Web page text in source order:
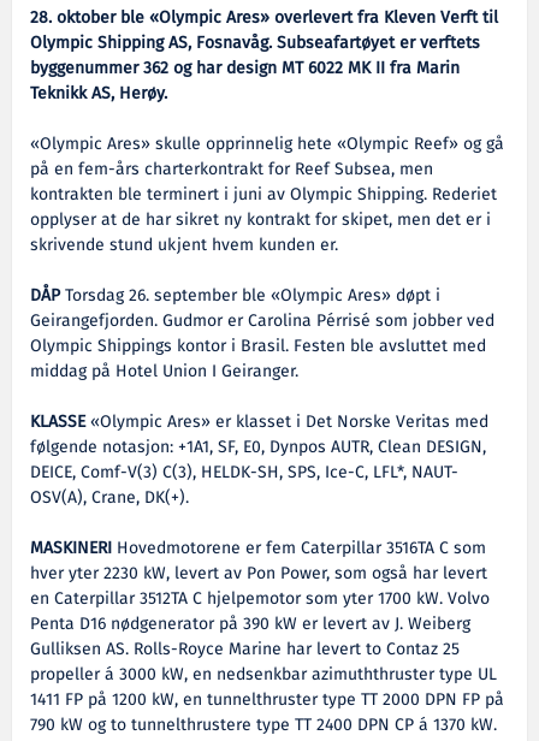
28. oktober ble «Olympic Ares» overlevert fra Kleven Verft til
Olympic Shipping AS, Fosnavåg. Subseafartøyet er verftets
byggenummer 362 og har design MT 6022 MK II fra Marin
Teknikk AS, Herøy.
«Olympic Ares» skulle opprinnelig hete «Olympic Reef» og gå
på en fem-års charterkontrakt for Reef Subsea, men
kontrakten ble terminert i juni av Olympic Shipping. Rederiet
opplyser at de har sikret ny kontrakt for skipet, men det er i
skrivende stund ukjent hvem kunden er.
DÅPTorsdag 26. september ble «Olympic Ares» døpt i
Geirangefjorden. Gudmor er Carolina Pérrisé som jobber ved
Olympic Shippings kontor i Brasil. Festen ble avsluttet med
middag på Hotel Union I Geiranger.
KLASSE«Olympic Ares» er klasset i Det Norske Veritas med
følgende notasjon: +1A1, SF, E0, Dynpos AUTR, Clean DESIGN,
DEICE, Comf-V(3) C(3), HELDK-SH, SPS, Ice-C, LFL*, NAUT-
OSV(A), Crane, DK(+).
MASKINERI Hovedmotorene er fem Caterpillar 3516TA C som
hver yter 2230 kW, levert av Pon Power, som også har levert
en Caterpillar 3512TA C hjelpemotor som yter 1700 kW. Volvo
Penta D16 nødgenerator på 390 kW er levert av J. Weiberg
Gulliksen AS. Rolls-Royce Marine har levert to Contaz 25
propeller á 3000 kW, en nedsenkbar azimuththruster type UL
1411 FP på 1200 kW, en tunnelthruster type TT 2000 DPN FP på
790 kW og to tunnelthrustere type TT 2400 DPN CP á 1370 kW.